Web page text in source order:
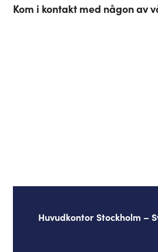
Kom i kontakt med någon av
Huvudkontor Stockholm –